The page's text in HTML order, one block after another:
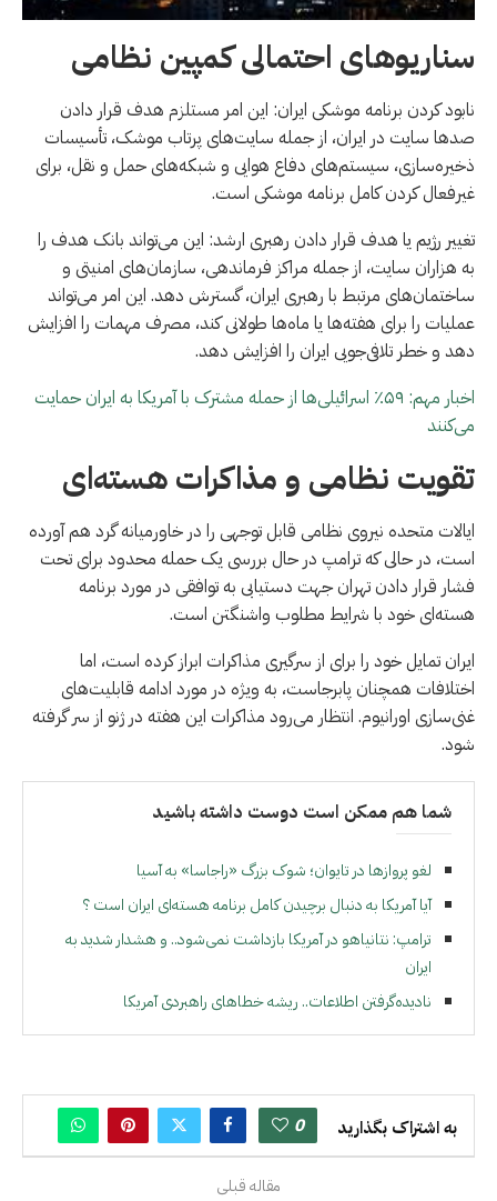
سناریوهای احتمالی کمپین نظامی
نابود کردن برنامه موشکی ایران: این امر مستلزم هدف قرار دادن
صدها سایت در ایران، از جمله سایت‌های پرتاب موشک، تأسیسات
ذخیره‌سازی، سیستم‌های دفاع هوایی و شبکه‌های حمل و نقل، برای
غیرفعال کردن کامل برنامه موشکی است.
تغییر رژیم یا هدف قرار دادن رهبری ارشد: این می‌تواند بانک هدف را
به هزاران سایت، از جمله مراکز فرماندهی، سازمان‌های امنیتی و
ساختمان‌های مرتبط با رهبری ایران، گسترش دهد. این امر می‌تواند
عملیات را برای هفته‌ها یا ماه‌ها طولانی کند، مصرف مهمات را افزایش
دهد و خطر تلافی‌جویی ایران را افزایش دهد.
اخبار مهم: ۵۹٪ اسرائیلی‌ها از حمله مشترک با آمریکا به ایران حمایت
می‌کنند
تقویت نظامی و مذاکرات هسته‌ای
ایالات متحده نیروی نظامی قابل توجهی را در خاورمیانه گرد هم آورده
است، در حالی که ترامپ در حال بررسی یک حمله محدود برای تحت
فشار قرار دادن تهران جهت دستیابی به توافقی در مورد برنامه
هسته‌ای خود با شرایط مطلوب واشنگتن است.
ایران تمایل خود را برای از سرگیری مذاکرات ابراز کرده است، اما
اختلافات همچنان پابرجاست، به ویژه در مورد ادامه قابلیت‌های
غنی‌سازی اورانیوم. انتظار می‌رود مذاکرات این هفته در ژنو از سر گرفته
شود.
شما هم ممکن است دوست داشته باشید
لغو پروازها در تایوان؛ شوک بزرگ «راجاسا» به آسیا
آیا آمریکا به دنبال برچیدن کامل برنامه هسته‌ای ايران است ؟
ترامپ: نتانیاهو در آمریکا بازداشت نمی‌شود.. و هشدار شدید به
ایران
نادیده‌گرفتن اطلاعات.. ریشه خطاهای راهبردی آمریکا
به اشتراک بگذارید 0
مقاله قبلی